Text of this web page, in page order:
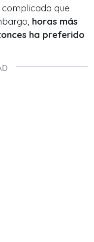
que
horas más
ha preferido